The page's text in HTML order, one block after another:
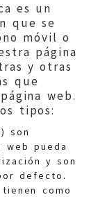
es un
que se
móvil o
página
y otras
que
web.
tipos:
son
web pueda
y son
defecto.
como